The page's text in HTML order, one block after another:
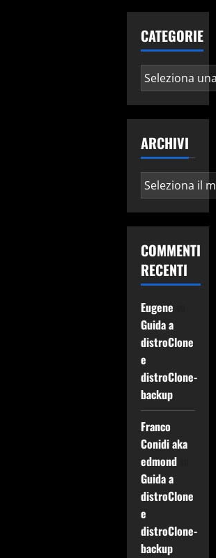
CATEGORIE
Categorie
ARCHIVI
Archivi
COMMENTI
RECENTI
Eugene
Guida a
distroClone
e
distroClone-
backup
Franco
Conidi aka
edmondsu
Guida a
distroClone
e
distroClone-
backup